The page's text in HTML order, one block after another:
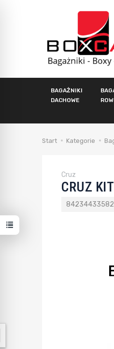
BAGAŻNIKI
DACHOWE
Start Kategorie
Cruz
CRUZ